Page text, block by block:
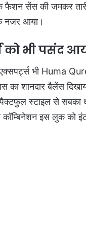
सेंस की जमकर
आया।
भी पसंद
भी Huma
का शानदार बैलेंस
स्टाइल से
इस लुक को